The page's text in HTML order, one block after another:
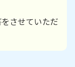
させていただ